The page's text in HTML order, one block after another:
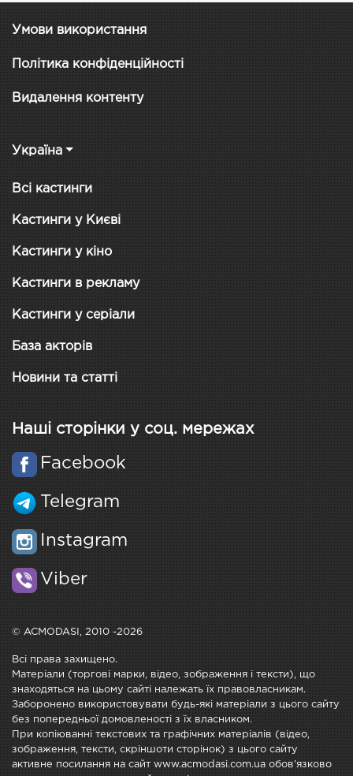
Умови використання
Політика конфіденційності
Видалення контенту
Україна
Всі кастинги
Кастинги у Києві
Кастинги у кіно
Кастинги в рекламу
Кастинги у серіали
База акторів
Новини та статті
Наші сторінки у соц. мережах
Facebook
Telegram
Instagram
Viber
© ACMODASI, 2010 -2026
Всі права захищено.
Матеріали (торгові марки, відео, зображення і тексти), що
знаходяться на цьому сайті належать їх правовласникам.
Заборонено використовувати будь-які матеріали з цього сайту
без попередньої домовленості з їх власником.
При копіюванні текстових та графічних матеріалів (відео,
зображення, тексти, скріншоти сторінок) з цього сайту
активне посилання на сайт www.acmodasi.com.ua обов'язково